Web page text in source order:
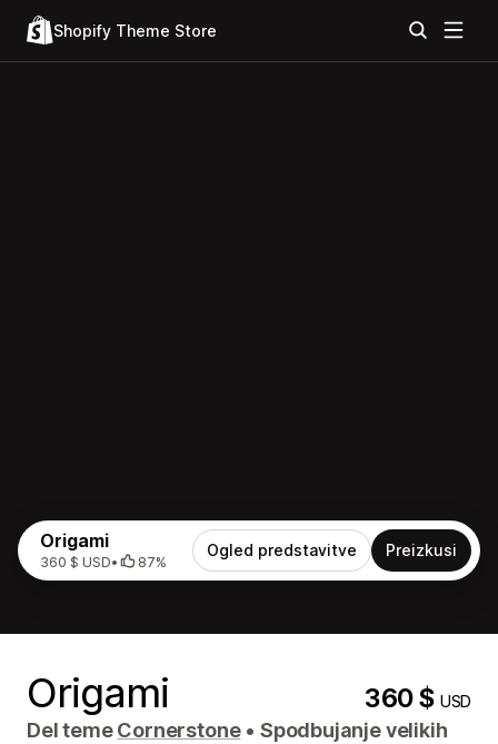
Shopify Theme Store
Origami
360 $ USD• 87%
Ogled predstavitve Preizkusi
Origami 360 $USD
Del temeCornerstone • Spodbujanje velikih